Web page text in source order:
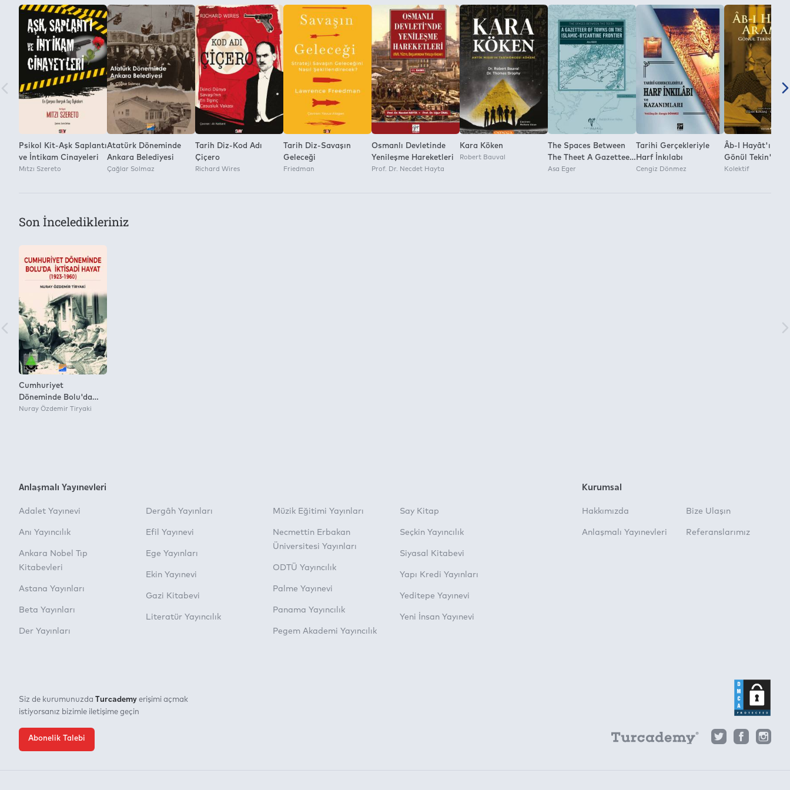
Yayınevi
Siyasal Kitabevi
2
Kitap Dosyasını Farklı Kaydetme ve Dijital Ortamda Çoğaltma İzni:
Yok
Psikol Kit-Aşk Saplantı
ve İntikam Cinayeleri
Mıtzı Szereto
Atatürk Döneminde
Ankara Belediyesi
Çağlar Solmaz
Tarih Diz-Kod Adı
Çiçero
Richard Wires
Tarih Diz-Savaşın
Geleceği
Friedman
Osmanlı Devletinde
Yenileşme Hareketleri
Prof. Dr. Necdet Hayta
Kara Köken
Robert Bauval
The Spaces Between
The Theet A Gazetteer
Of Towns On The
Asa Eger
Tarihi Gerçekleriyle
Harf İnkılabı
Cengiz Dönmez
Âb-I Hayât'ı
Gönül Tekin'E
Armağan
Kolektif
Son İnceledikleriniz
Cumhuriyet
Döneminde Bolu'da
İktisadi Hayat (1923 –
Nuray Özdemir Tiryaki
Anlaşmalı Yayınevleri
Adalet Yayınevi
Anı Yayıncılık
Ankara Nobel Tıp
Kitabevleri
Astana Yayınları
Beta Yayınları
Der Yayınları
Dergâh Yayınları
Efil Yayınevi
Ege Yayınları
Ekin Yayınevi
Gazi Kitabevi
Literatür Yayıncılık
Müzik Eğitimi Yayınları
Necmettin Erbakan
Üniversitesi Yayınları
ODTÜ Yayıncılık
Palme Yayınevi
Panama Yayıncılık
Pegem Akademi Yayıncılık
Say Kitap
Seçkin Yayıncılık
Siyasal Kitabevi
Yapı Kredi Yayınları
Yeditepe Yayınevi
Yeni İnsan Yayınevi
Kurumsal
Hakkımızda
Anlaşmalı Yayınevleri
Bize Ulaşın
Referanslarımız
Siz de kurumunuzda Turcademy erişimi açmak
istiyorsanız bizimle iletişime geçin
Abonelik Talebi